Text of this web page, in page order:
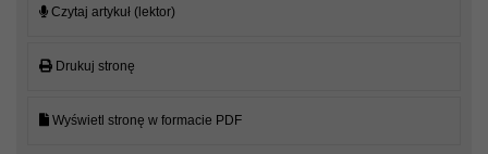
Czytaj artykuł (lektor)
Drukuj stronę
Wyświetl stronę w formacie PDF